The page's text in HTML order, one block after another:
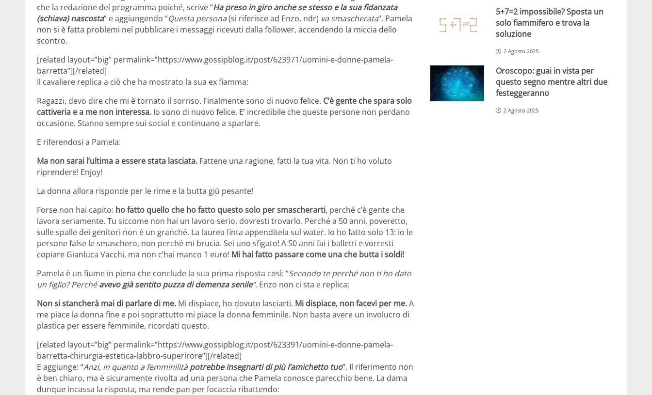
che la redazione del programma poiché, scrive “Ha preso in giro anche se stesso e la sua fidanzata
(schiava) nascosta” e aggiungendo “Questa persona(si riferisce ad Enzo, ndr) va smascherata“. Pamela
non si è fatta problemi nel pubblicare i messaggi ricevuti dalla follower, accendendo la miccia dello
scontro.
[related layout=”big” permalink=”https://www.gossipblog.it/post/623971/uomini-e-donne-pamela-
barretta”][/related]
Il cavaliere replica a ciò che ha mostrato la sua ex fiamma:
Ragazzi, devo dire che mi è tornato il sorriso. Finalmente sono di nuovo felice. C’è gente che spara solo
cattiveria e a me non interessa. Io sono di nuovo felice. E’ incredibile che queste persone non perdano
occasione. Stanno sempre sui social e continuano a sparlare.
E riferendosi a Pamela:
Ma non sarai l’ultima a essere stata lasciata. Fattene una ragione, fatti la tua vita. Non ti ho voluto
riprendere! Enjoy!
La donna allora risponde per le rime e la butta giù pesante!
Forse non hai capito: ho fatto quello che ho fatto questo solo per smascherarti, perché c’è gente che
lavora seriamente. Tu siccome non hai un lavoro serio, dovresti trovarlo. Perché a 50 anni, poveretto,
sulle spalle dei genitori non è un granché. La laurea finta appenditela sul water. Io ho fatto solo 13: io le
persone false le smaschero, non perché mi brucia. Sei uno sfigato! A 50 anni fai i balletti e vorresti
copiare Gianluca Vacchi, ma non c’hai manco 1 euro! Mi hai fatto passare come una che butta i soldi!
Pamela è un fiume in piena che conclude la sua prima risposta così: “Secondo te perché non ti ho dato
un figlio? Perchéavevo già sentito puzza di demenza senile“. Enzo non ci sta e replica:
Non si stancherà mai di parlare di me. Mi dispiace, ho dovuto lasciarti. Mi dispiace, non facevi per me.A
me piace la donna fine e poi soprattutto mi piace la donna femminile. Non basta avere un involucro di
plastica per essere femminile, ricordati questo.
[related layout=”big” permalink=”https://www.gossipblog.it/post/623391/uomini-e-donne-pamela-
barretta-chirurgia-estetica-labbro-superirore”][/related]
E aggiunge: “Anzi, in quanto a femminilità potrebbe insegnarti di più l’amichetto tuo“. Il riferimento non
è ben chiaro, ma è sicuramente rivolta ad una persona che Pamela conosce parecchio bene. La dama
dunque incassa la risposta, ma rende pan per focaccia ribattendo:
5+7=2 impossibile? Sposta un
solo fiammifero e trova la
soluzione
2 Agosto 2025
Oroscopo: guai in vista per
questo segno mentre altri due
festeggeranno
2 Agosto 2025